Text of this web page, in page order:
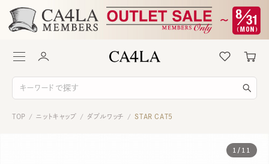
TOP / ニットキャップ / ダブルワッチ / STAR CAT5
1 / 11